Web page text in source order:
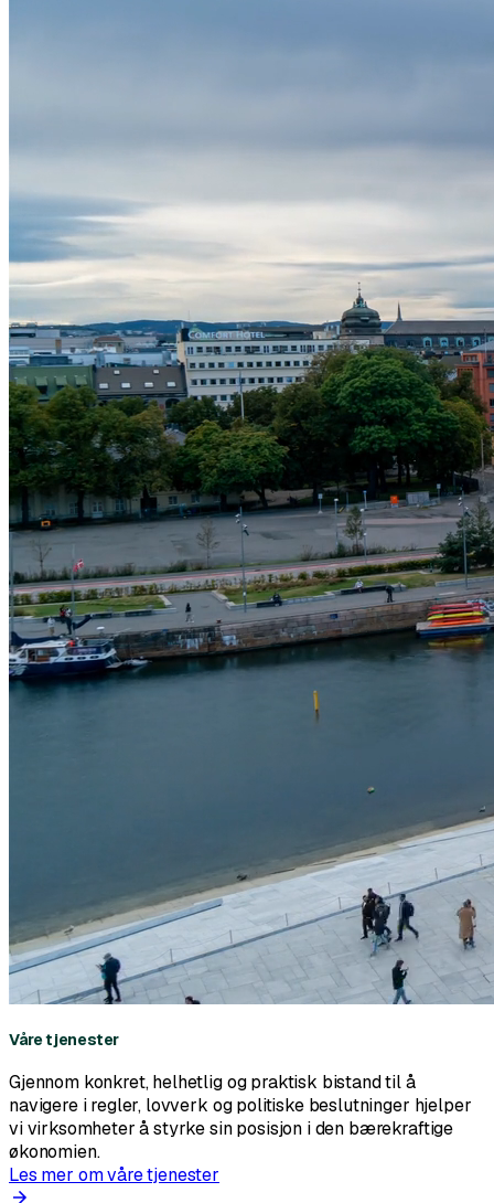
Våre tjenester
Gjennom konkret, helhetlig og praktisk bistand til å
navigere i regler, lovverk og politiske beslutninger hjelper
vi virksomheter å styrke sin posisjon i den bærekraftige
økonomien.
Les mer om våre tjenester